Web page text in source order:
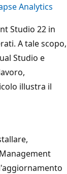
Analytics
Studio 22 in
A tale scopo,
Studio e
illustra il